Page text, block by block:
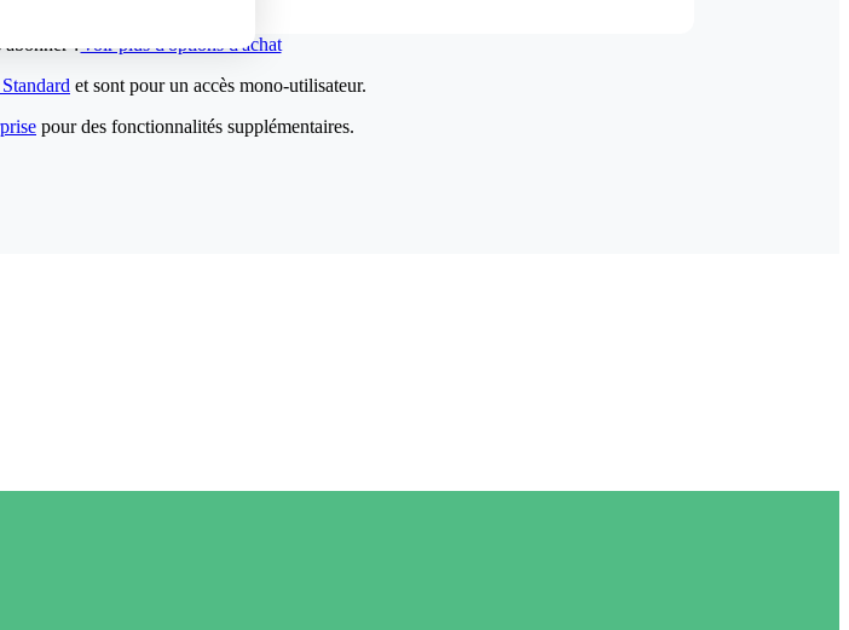
abonner ?Voir plus d'options d'achat
et sont pour un accès mono-utilisateur.
pour des fonctionnalités supplémentaires.